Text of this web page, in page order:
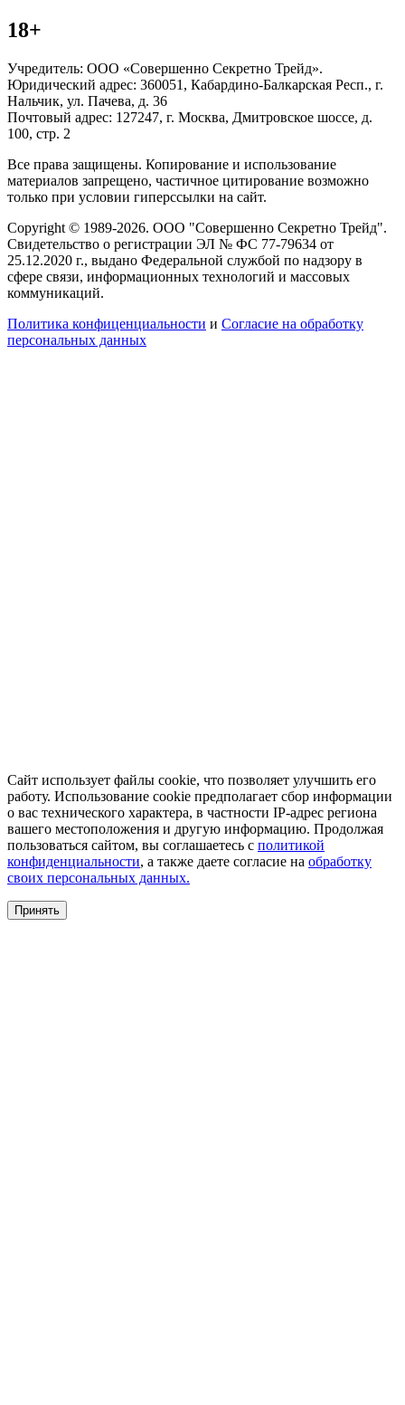
18+
Учредитель: ООО «Совершенно Секретно Трейд».
Юридический адрес: 360051, Кабардино-Балкарская Респ., г.
Нальчик, ул. Пачева, д. 36
Почтовый адрес: 127247, г. Москва, Дмитровское шоссе, д.
100, стр. 2
Все права защищены. Копирование и использование
материалов запрещено, частичное цитирование возможно
только при условии гиперссылки на сайт.
Copyright © 1989-2026. ООО "Совершенно Секретно Трейд".
Свидетельство о регистрации ЭЛ № ФС 77-79634 от
25.12.2020 г., выдано Федеральной службой по надзору в
сфере связи, информационных технологий и массовых
коммуникаций.
Политика конфиценциальности и Согласие на обработку
персональных данных
Сайт использует файлы cookie, что позволяет улучшить его
работу. Использование cookie предполагает сбор информации
о вас технического характера, в частности IP-адрес региона
вашего местоположения и другую информацию. Продолжая
пользоваться сайтом, вы соглашаетесь с политикой
конфиденциальности, а также даете согласие на обработку
своих персональных данных.
Принять